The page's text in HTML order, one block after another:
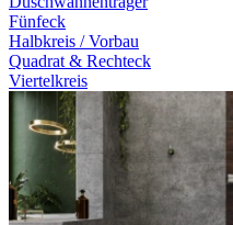
Fünfeck
Halbkreis / Vorbau
Quadrat & Rechteck
Viertelkreis